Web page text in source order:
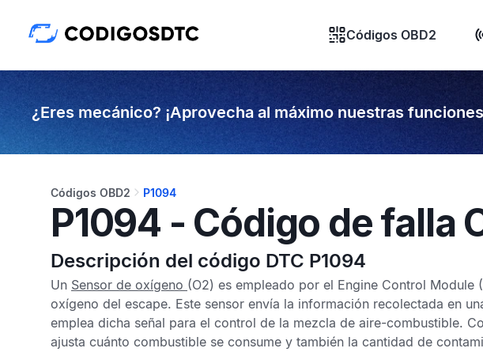
Códigos OBD2
¿Eres mecánico? ¡Aprovecha al máximo nuestras
Códigos OBD2 P1094
P1094 - Código de falla
Descripción del código DTC P1094
Un Sensor de oxígeno (O2) es empleado por el Engine Control Module
oxígeno del escape. Este sensor envía la información recolectada en
emplea dicha señal para el control de la mezcla de aire-combustible.
ajusta cuánto combustible se consume y también la cantidad de